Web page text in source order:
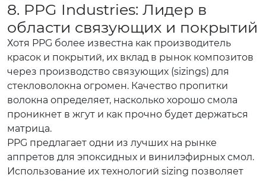
8. PPG Industries: Лидер в
области связующих и покрытий
Хотя PPG более известна как производитель
красок и покрытий, их вклад в рынок композитов
через производство связующих (sizings) для
стекловолокна огромен. Качество пропитки
волокна определяет, насколько хорошо смола
проникнет в жгут и как прочно будет держаться
матрица.
PPG предлагает одни из лучших на рынке
аппретов для эпоксидных и винилэфирных смол.
Использование их технологий sizing позволяет